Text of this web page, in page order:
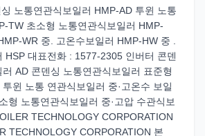
노통연관식보일러 HMP-AD 투윈 노통
TW 초소형 노통연관식보일러 HMP-
WR 중. 고온수보일러 HMP-HW 중 .
HSP 대표전화 : 1577-2305 인버터 콘덴
AD 콘덴싱 노통연관식보일러 표준형
윈 노통 연관식보일러 중·고온수 보일
형 노통연관식보일러 중·고압 수관식보
TECHNOLOGY CORPORATION
TECHNOLOGY CORPORATION 본